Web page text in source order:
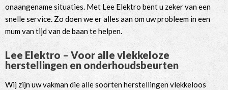
onaangename situaties. Met Lee Elektro bent u zeker van een
snelle service. Zo doen we er alles aan om uw probleem in een
mum van tijd van de baan te helpen.
Lee Elektro – Voor alle vlekkeloze
herstellingen en onderhoudsbeurten
Wij zijn uw vakman die alle soorten herstellingen vlekkeloos